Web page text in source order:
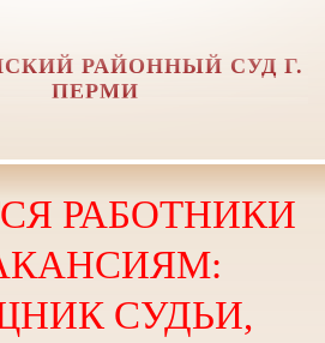
РАЙОННЫЙ СУД Г.
ПЕРМИ
РАБОТНИКИ
СУДЬИ,